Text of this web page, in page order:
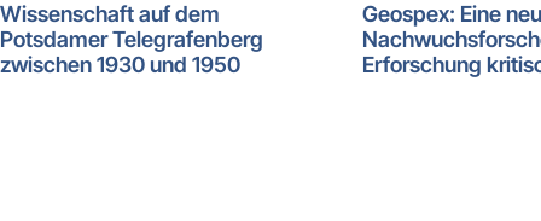
Wissenschaft auf dem
Potsdamer Telegrafenberg
zwischen 1930 und 1950
Geospex: Eine
Erforschung